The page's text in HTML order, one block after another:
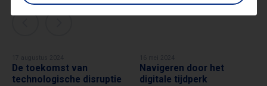
CHRISTIAN KROMME
De toekomst van
technologische disruptie
CHRISTIAN KROMME
Navigeren door het
digitale tijdperk